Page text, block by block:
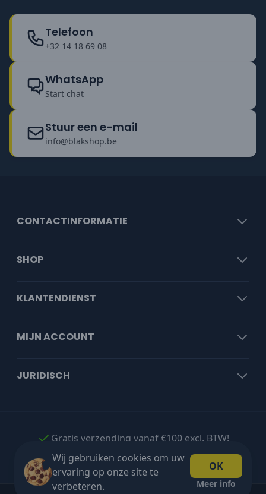
Wij gebruiken cookies om uw
ervaring op onze site te
verbeteren.
OK
Meer info
Telefoon
+32 14 18 69 08
WhatsApp
Start chat
Stuur een e-mail
info@blakshop.be
CONTACTINFORMATIE
SHOP
KLANTENDIENST
MIJN ACCOUNT
JURIDISCH
Gratis verzending vanaf €100 excl. BTW!